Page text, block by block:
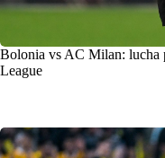
Bolonia vs AC Milan: lucha
League